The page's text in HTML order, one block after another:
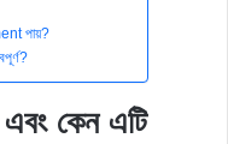
পায়?
কেন এটি